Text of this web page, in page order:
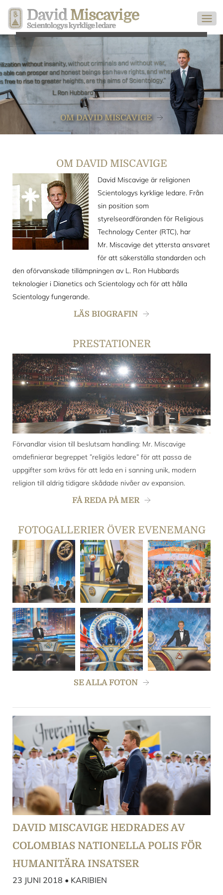
David Miscavige
Scientologys kyrklige ledare
OM DAVID MISCAVIGE
OM DAVID MISCAVIGE
David Miscavige är religionen
Scientologys kyrklige ledare. Från
sin position som
styrelseordföranden för Religious
Technology Center (RTC), har
Mr. Miscavige det yttersta ansvaret
för att säkerställa standarden och
den oförvanskade tillämpningen av L. Ron Hubbards
teknologier i Dianetics och Scientology och för att hålla
Scientology fungerande.
LÄS BIOGRAFIN
PRESTATIONER
Förvandlar vision till beslutsam handling: Mr. Miscavige
omdefinierar begreppet ”religiös ledare” för att passa de
uppgifter som krävs för att leda en i sanning unik, modern
religion till aldrig tidigare skådade nivåer av expansion.
FÅ REDA PÅ MER
FOTOGALLERIER ÖVER EVENEMANG
SE ALLA FOTON
DAVID MISCAVIGE HEDRADES AV
COLOMBIAS NATIONELLA POLIS FÖR
HUMANITÄRA INSATSER
23 JUNI 2018 • KARIBIEN